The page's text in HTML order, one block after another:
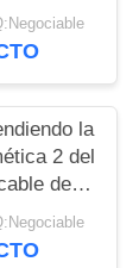
del
del
la
2 del
del
de 4 Pin